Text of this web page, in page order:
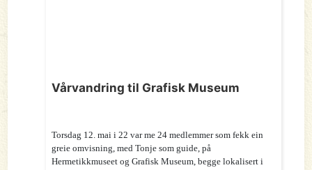
Vårvandring til Grafisk Museum
Torsdag 12. mai i 22 var me 24 medlemmer som fekk ein
greie omvisning, med Tonje som guide, på
Hermetikkmuseet og Grafisk Museum, begge lokalisert i